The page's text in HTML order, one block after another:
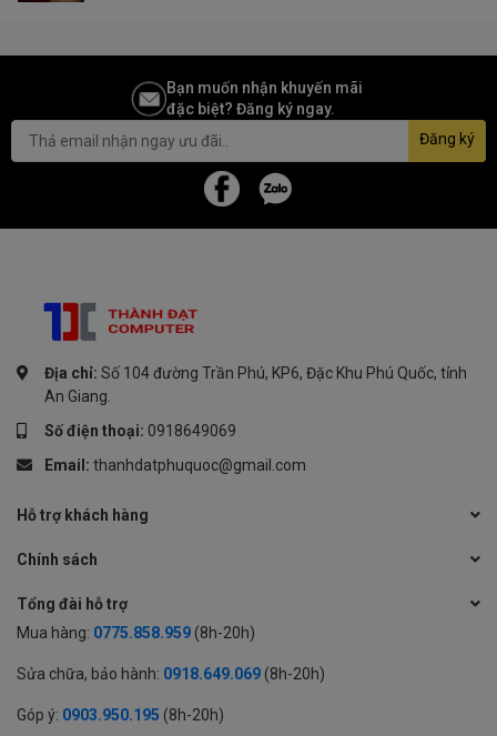
Bạn muốn nhận khuyến mãi
đặc biệt? Đăng ký ngay.
Đăng ký
Địa chỉ: Số 104 đường Trần Phú, KP6, Đặc Khu Phú Quốc, tỉnh
An Giang.
Số điện thoại: 0918649069
Email: thanhdatphuquoc@gmail.com
Hỗ trợ khách hàng
Chính sách
Tổng đài hỗ trợ
Mua hàng: 0775.858.959 (8h-20h)
Sửa chữa, bảo hành: 0918.649.069 (8h-20h)
Góp ý: 0903.950.195 (8h-20h)